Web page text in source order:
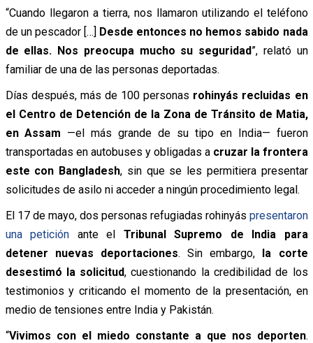
“Cuando llegaron a tierra, nos llamaron utilizando el teléfono
de un pescador […] Desde entonces no hemos sabido nada
de ellas. Nos preocupa mucho su seguridad”, relató un
familiar de una de las personas deportadas.
Días después, más de 100 personas rohinyás recluidas en
el Centro de Detención de la Zona de Tránsito de Matia,
en Assam —el más grande de su tipo en India— fueron
transportadas en autobuses y obligadas acruzar la frontera
este con Bangladesh, sin que se les permitiera presentar
solicitudes de asilo ni acceder a ningún procedimiento legal.
El 17 de mayo, dos personas refugiadas rohinyás presentaron
una petición ante el Tribunal Supremo de India para
detener nuevas deportaciones. Sin embargo, la corte
desestimó la solicitud, cuestionando la credibilidad de los
testimonios y criticando el momento de la presentación, en
medio de tensiones entre India y Pakistán.
“Vivimos con el miedo constante a que nos deporten.